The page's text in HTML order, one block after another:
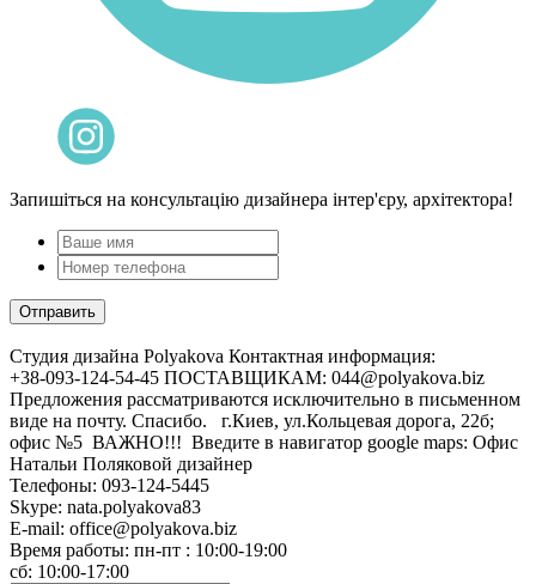
Запишіться на консультацію дизайнера інтер'єру, архітектора!
Cтудия дизайна Polyakova Контактная информация:
+38-093-124-54-45 ПОСТАВЩИКАМ: 044@polyakova.biz
Предложения рассматриваются исключительно в письменном
виде на почту. Спасибо. г.Киев, ул.Кольцевая дорога, 22б;
офис №5 ВАЖНО!!! Введите в навигатор google maps: Офис
Натальи Поляковой дизайнер
Телефоны: 093-124-5445
Skype: nata.polyakova83
E-mail: office@polyakova.biz
Время работы: пн-пт : 10:00-19:00
сб: 10:00-17:00